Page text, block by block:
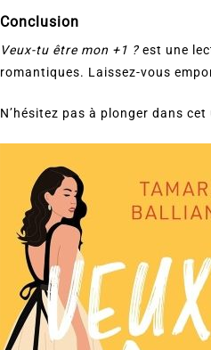
Conclusion
Veux-tu être mon +1 ? est une
romantiques. Laissez-vous
N’hésitez pas à plonger dans